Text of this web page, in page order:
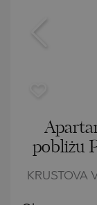
pobliżu
KRUSTOVA